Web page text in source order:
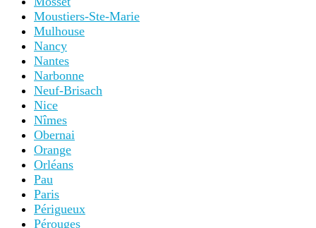
Moustiers-Ste-Marie
Mulhouse
Nancy
Nantes
Narbonne
Neuf-Brisach
Nice
Nîmes
Obernai
Orange
Orléans
Pau
Paris
Périgueux
Pérouges